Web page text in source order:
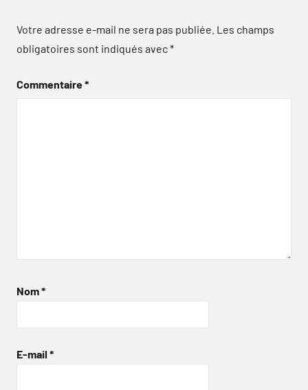
Votre adresse e-mail ne sera pas publiée. Les champs
obligatoires sont indiqués avec*
Commentaire*
Nom*
E-mail *